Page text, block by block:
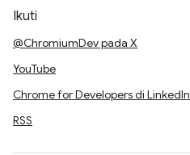
Ikuti
@ChromiumDev pada X
YouTube
Chrome for Developers di LinkedIn
RSS